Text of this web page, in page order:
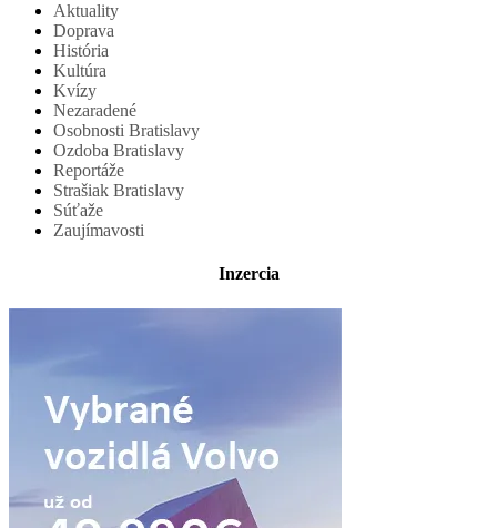
Aktuality
Doprava
História
Kultúra
Kvízy
Nezaradené
Osobnosti Bratislavy
Ozdoba Bratislavy
Reportáže
Strašiak Bratislavy
Súťaže
Zaujímavosti
Inzercia